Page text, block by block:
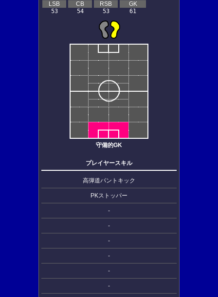
LSB
53
CB
54
RSB
53
GK
61
守備的GK
プレイヤースキル
高弾道パントキック
PKストッパー
-
-
-
-
-
-